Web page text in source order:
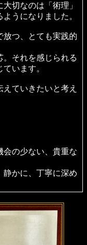
切なのは「術理」
うになりました。
放つ、とても実践的
それを感じられる
います。
ていきたいと考え
会の少ない、貴重な
静かに、丁寧に深め